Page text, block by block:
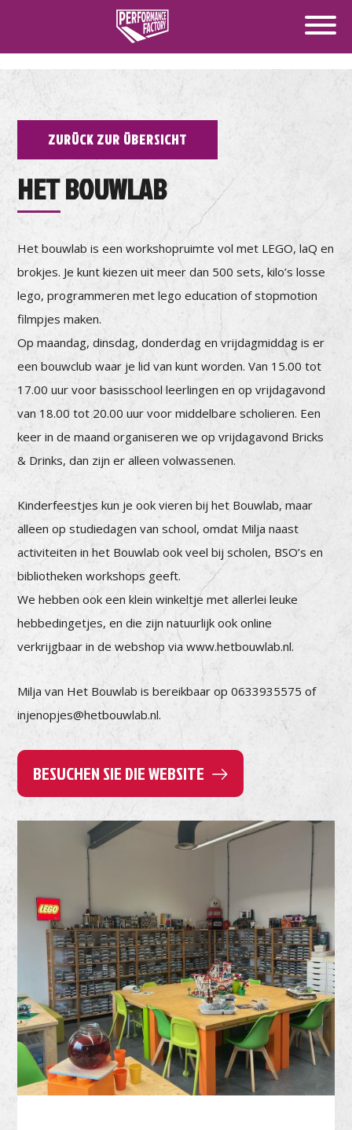
ZURÜCK ZUR ÜBERSICHT
HET BOUWLAB
Het bouwlab is een workshopruimte vol met LEGO, laQ en
brokjes. Je kunt kiezen uit meer dan 500 sets, kilo’s losse
lego, programmeren met lego education of stopmotion
filmpjes maken.
Op maandag, dinsdag, donderdag en vrijdagmiddag is er
een bouwclub waar je lid van kunt worden. Van 15.00 tot
17.00 uur voor basisschool leerlingen en op vrijdagavond
van 18.00 tot 20.00 uur voor middelbare scholieren. Een
keer in de maand organiseren we op vrijdagavond Bricks
& Drinks, dan zijn er alleen volwassenen.
Kinderfeestjes kun je ook vieren bij het Bouwlab, maar
alleen op studiedagen van school, omdat Milja naast
activiteiten in het Bouwlab ook veel bij scholen, BSO’s en
bibliotheken workshops geeft.
We hebben ook een klein winkeltje met allerlei leuke
hebbedingetjes, en die zijn natuurlijk ook online
verkrijgbaar in de webshop via www.hetbouwlab.nl.
Milja van Het Bouwlab is bereikbaar op 0633935575 of
injenopjes@hetbouwlab.nl.
BESUCHEN SIE DIE WEBSITE